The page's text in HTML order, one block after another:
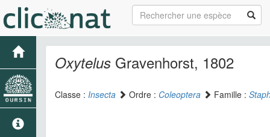
Oxytelus Gravenhorst, 1802
Classe : Insecta Ordre : Coleoptera Famille :